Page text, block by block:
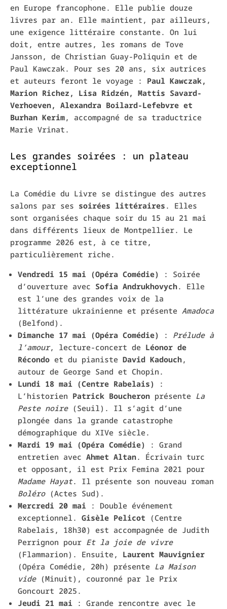
en Europe francophone. Elle publie douze
livres par an. Elle maintient, par ailleurs,
une exigence littéraire constante. On lui
doit, entre autres, les romans de Tove
Jansson, de Christian Guay-Poliquin et de
Paul Kawczak. Pour ses 20 ans, six autrices
et auteurs feront le voyage : Paul Kawczak,
Marion Richez, Lisa Ridzén, Mattis Savard-
Verhoeven, Alexandra Boilard-Lefebvre et
Burhan Kerim, accompagné de sa traductrice
Marie Vrinat.
Les grandes soirées : un plateau
exceptionnel
La Comédie du Livre se distingue des autres
salons par ses soirées littéraires . Elles
sont organisées chaque soir du 15 au 21 mai
dans différents lieux de Montpellier. Le
programme 2026 est, à ce titre,
particulièrement riche.
Vendredi 15 mai (Opéra Comédie) : Soirée
d’ouverture avec Sofia Andrukhovych. Elle
est l’une des grandes voix de la
littérature ukrainienne et présente Amadoca
(Belfond).
Dimanche 17 mai (Opéra Comédie) : Prélude à
l’amour, lecture-concert de Léonor de
Récondo et du pianiste David Kadouch,
autour de George Sand et Chopin.
Lundi 18 mai (Centre Rabelais) :
L’historien Patrick Boucheron présente La
Peste noire(Seuil). Il s’agit d’une
plongée dans la grande catastrophe
démographique du XIVe siècle.
Mardi 19 mai (Opéra Comédie) : Grand
entretien avec Ahmet Altan. Écrivain turc
et opposant, il est Prix Femina 2021 pour
Madame Hayat. Il présente son nouveau roman
Boléro(Actes Sud).
Mercredi 20 mai : Double événement
exceptionnel. Gisèle Pelicot (Centre
Rabelais, 18h30) est accompagnée de Judith
Perrignon pour Et la joie de vivre
(Flammarion). Ensuite, Laurent Mauvignier
(Opéra Comédie, 20h) présente La Maison
vide(Minuit), couronné par le Prix
Goncourt 2025.
Jeudi 21 mai : Grande rencontre avec le